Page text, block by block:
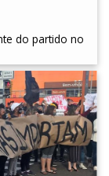
do partido no